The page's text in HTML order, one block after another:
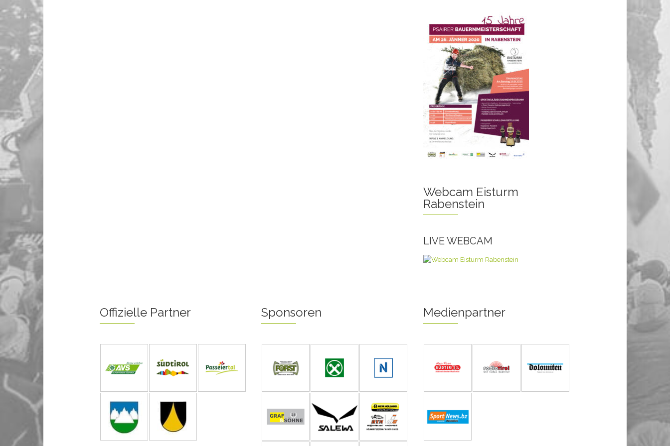
Webcam Eisturm
Rabenstein
LIVE WEBCAM
Offizielle Partner Sponsoren Medienpartner